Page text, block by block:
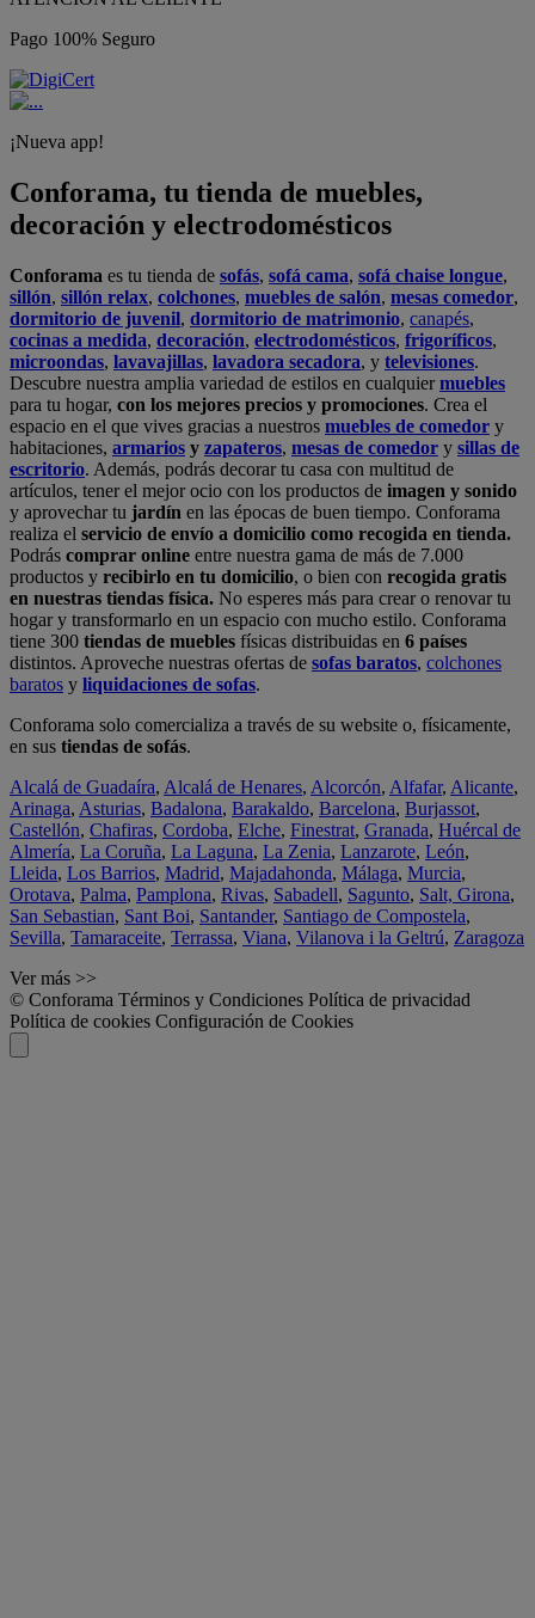
Pago 100% Seguro
¡Nueva app!
Conforama, tu tienda de muebles,
decoración y electrodomésticos
Conforama es tu tienda de sofás, sofá cama, sofá chaise longue,
sillón, sillón relax, colchones, muebles de salón, mesas comedor,
dormitorio de juvenil, dormitorio de matrimonio, canapés,
cocinas a medida, decoración, electrodomésticos, frigoríficos,
microondas, lavavajillas, lavadora secadora, y televisiones.
Descubre nuestra amplia variedad de estilos en cualquiermuebles
para tu hogar, con los mejores precios y promociones. Crea el
espacio en el que vives gracias a nuestros muebles de comedor y
habitaciones, armarios y zapateros, mesas de comedor y sillas de
escritorio. Además, podrás decorar tu casa con multitud de
artículos, tener el mejor ocio con los productos de imagen y sonido
y aprovechar tu jardín en las épocas de buen tiempo. Conforama
realiza el servicio de envío a domicilio como recogida en tienda.
Podrás comprar online entre nuestra gama de más de 7.000
productos y recibirlo en tu domicilio, o bien con recogida gratis
en nuestras tiendas física. No esperes más para crear o renovar tu
hogar y transformarlo en un espacio con mucho estilo. Conforama
tiene 300 tiendas de muebles físicas distribuidas en 6 países
distintos. Aproveche nuestras ofertas de sofas baratos, colchones
baratos y liquidaciones de sofas.
Conforama solo comercializa a través de su website o, físicamente,
en sus tiendas de sofás.
Alcalá de Guadaíra, Alcalá de Henares, Alcorcón, Alfafar, Alicante,
Arinaga, Asturias, Badalona, Barakaldo, Barcelona, Burjassot,
Castellón, Chafiras, Cordoba, Elche, Finestrat, Granada, Huércal de
Almería, La Coruña, La Laguna, La Zenia, Lanzarote, León,
Lleida, Los Barrios, Madrid, Majadahonda, Málaga, Murcia,
Orotava, Palma, Pamplona, Rivas, Sabadell, Sagunto, Salt, Girona,
San Sebastian, Sant Boi, Santander, Santiago de Compostela,
Sevilla, Tamaraceite, Terrassa, Viana, Vilanova i la Geltrú, Zaragoza
Ver más >>
© Conforama Términos y Condiciones Política de privacidad
Política de cookies Configuración de Cookies